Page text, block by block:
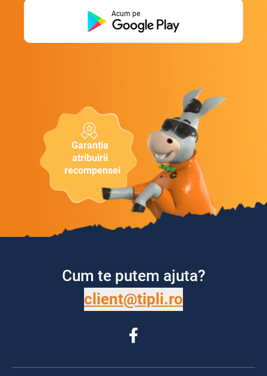
Garanția
atribuirii
recompensei
Acum pe
Cum te putem ajuta?
client@tipli.ro